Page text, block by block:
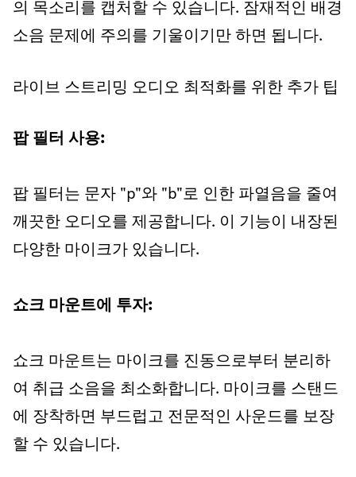
의 목소리를 캡처할 수 있습니다. 잠재적인 배경
소음 문제에 주의를 기울이기만 하면 됩니다.
라이브 스트리밍 오디오 최적화를 위한 추가 팁
팝 필터 사용:
팝 필터는 문자 "p"와 "b"로 인한 파열음을 줄여
깨끗한 오디오를 제공합니다. 이 기능이 내장된
다양한 마이크가 있습니다.
쇼크 마운트에 투자:
쇼크 마운트는 마이크를 진동으로부터 분리하
여 취급 소음을 최소화합니다. 마이크를 스탠드
에 장착하면 부드럽고 전문적인 사운드를 보장
할 수 있습니다.